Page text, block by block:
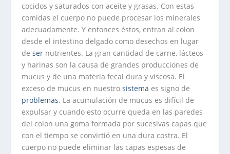
cocidos y saturados con aceite y grasas. Con estas
comidas el cuerpo no puede procesar los minerales
adecuadamente. Y entonces éstos, entran al colon
desde el intestino delgado como desechos en lugar
deser nutrientes. La gran cantidad de carne, lácteos
y harinas son la causa de grandes producciones de
mucus y de una materia fecal dura y viscosa. El
exceso de mucus en nuestrosistema es signo de
problemas. La acumulación de mucus es difícil de
expulsar y cuando esto ocurre queda en las paredes
del colon una goma formada por sucesivas capas que
con el tiempo se convirtió en una dura costra. El
cuerpo no puede eliminar las capas espesas de